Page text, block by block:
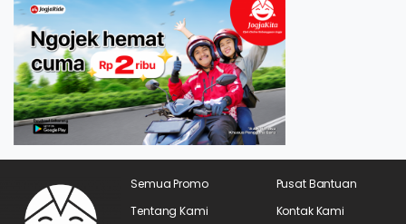
Semua Promo
Tentang Kami
Pusat Bantuan
Kontak Kami